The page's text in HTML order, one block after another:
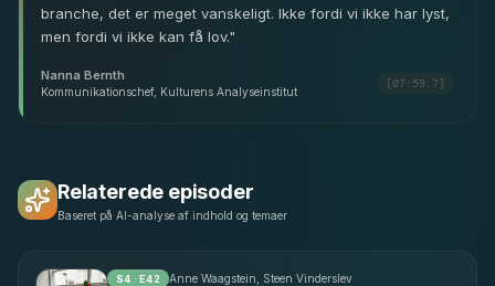
branche, det er meget vanskeligt. Ikke fordi vi ikke har lyst,
men fordi vi ikke kan få lov."
Nanna Bernth
Kommunikationschef, Kulturens Analyseinstitut
[07:59.7]
Relaterede episoder
Baseret på AI-analyse af indhold og temaer
S4 · E42 Anne Waagstein, Steen Vinderslev